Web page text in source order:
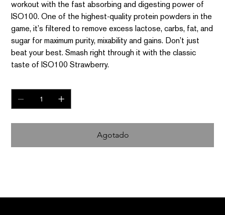
workout with the fast absorbing and digesting power of
ISO100. One of the highest-quality protein powders in the
game, it’s filtered to remove excess lactose, carbs, fat, and
sugar for maximum purity, mixability and gains. Don’t just
beat your best. Smash right through it with the classic
taste of ISO100 Strawberry.
Agotado